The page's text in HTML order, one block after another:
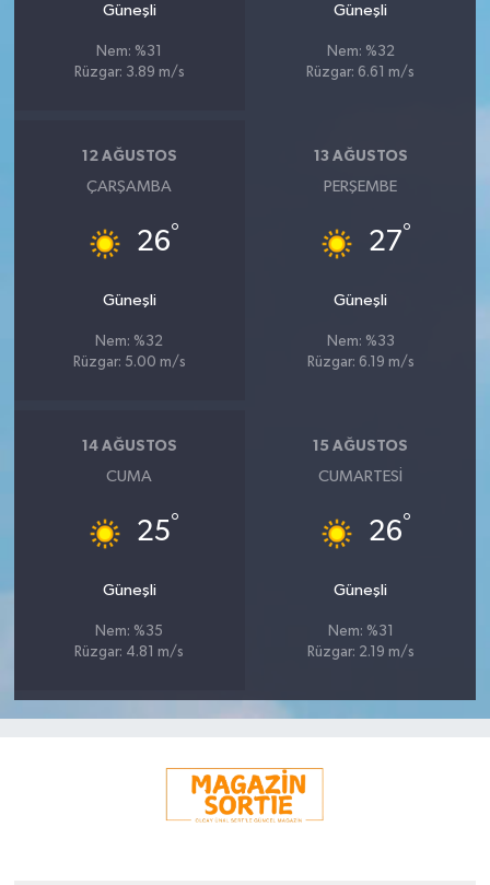
Güneşli
Nem: %31
Rüzgar: 3.89 m/s
Güneşli
Nem: %32
Rüzgar: 6.61 m/s
12 AĞUSTOS
ÇARŞAMBA
26°
Güneşli
Nem: %32
Rüzgar: 5.00 m/s
13 AĞUSTOS
PERŞEMBE
27°
Güneşli
Nem: %33
Rüzgar: 6.19 m/s
14 AĞUSTOS
CUMA
25°
Güneşli
Nem: %35
Rüzgar: 4.81 m/s
15 AĞUSTOS
CUMARTESI
26°
Güneşli
Nem: %31
Rüzgar: 2.19 m/s